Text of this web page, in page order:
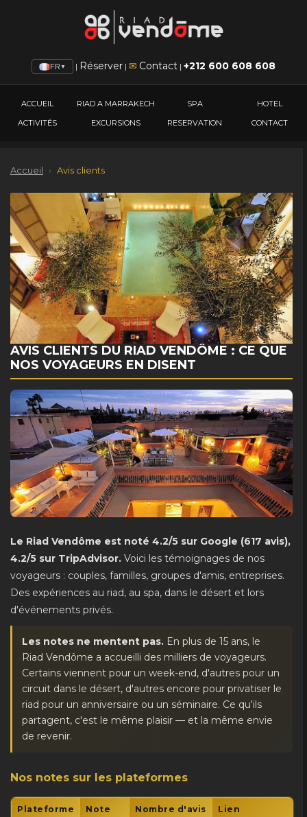
FR ▼ | Réserver | ✉ Contact | +212 600 608 608
ACCUEIL RIAD A MARRAKECH SPA
HOTEL
ACTIVITÉS
EXCURSIONS RESERVATION CONTACT
Accueil › Avis clients
AVIS CLIENTS DU RIAD VENDÔME : CE QUE
NOS VOYAGEURS EN DISENT
Le Riad Vendôme est noté 4.2/5 sur Google (617 avis),
4.2/5 sur TripAdvisor. Voici les témoignages de nos
voyageurs : couples, familles, groupes d'amis, entreprises.
Des expériences au riad, au spa, dans le désert et lors
d'événements privés.
Les notes ne mentent pas. En plus de 15 ans, le
Riad Vendôme a accueilli des milliers de voyageurs.
Certains viennent pour un week-end, d'autres pour un
circuit dans le désert, d'autres encore pour privatiser le
riad pour un anniversaire ou un séminaire. Ce qu'ils
partagent, c'est le même plaisir — et la même envie
de revenir.
Nos notes sur les plateformes
Plateforme Note Nombre d'avis Lien